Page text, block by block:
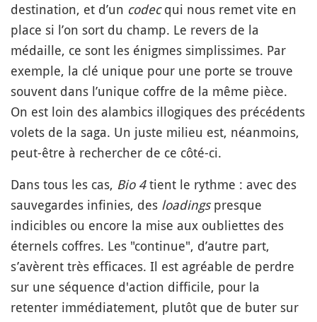
destination, et d’un codecqui nous remet vite en
place si l’on sort du champ. Le revers de la
médaille, ce sont les énigmes simplissimes. Par
exemple, la clé unique pour une porte se trouve
souvent dans l’unique coffre de la même pièce.
On est loin des alambics illogiques des précédents
volets de la saga. Un juste milieu est, néanmoins,
peut-être à rechercher de ce côté-ci.
Dans tous les cas, Bio 4tient le rythme : avec des
sauvegardes infinies, des loadingspresque
indicibles ou encore la mise aux oubliettes des
éternels coffres. Les "continue", d’autre part,
s’avèrent très efficaces. Il est agréable de perdre
sur une séquence d'action difficile, pour la
retenter immédiatement, plutôt que de buter sur